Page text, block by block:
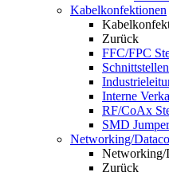
Kabelkonfektionen
Zurück
FFC/FPC
Interne
RF/CoAx
SMD
Networking/
Networking/
Zurück